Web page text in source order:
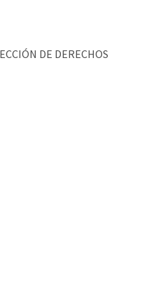
DE DERECHOS